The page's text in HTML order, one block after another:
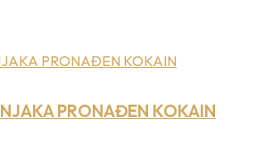
PRONAĐEN KOKAIN